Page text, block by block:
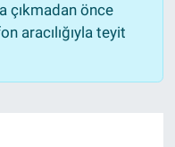
çıkmadan önce
aracılığıyla teyit